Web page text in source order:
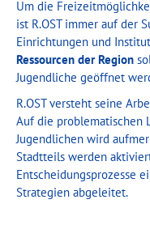
Um die
ist R.OST immer auf der
Einrichtungen und
Ressourcen der Region
Jugendliche geöffnet
R.OST versteht seine
Auf die problematischen
Jugendlichen wird
Stadtteils werden
Entscheidungsprozesse
Strategien abgeleitet.